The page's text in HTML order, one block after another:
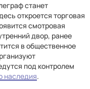
станет
откроется торговая
смотровая
двор, ранее
в общественное
под контролем
наследия.